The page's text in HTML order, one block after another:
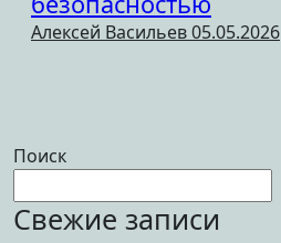
Алексей Васильев05.05.2026
Поиск
Свежие записи